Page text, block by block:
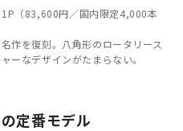
（83,600円／国内限定4,000本
作を復刻。八角形のロータリース
ーなデザインがたまらない。
定番モデル